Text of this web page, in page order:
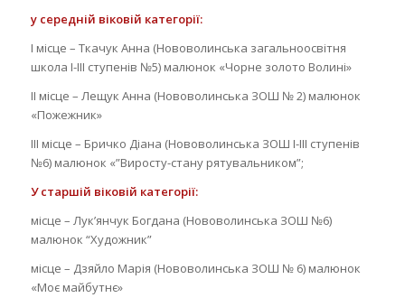
у середній віковій категорії:
І місце – Ткачук Анна (Нововолинська загальноосвітня
школа І-ІІІ ступенів №5) малюнок «Чорне золото Волині»
ІІ місце – Лещук Анна (Нововолинська ЗОШ № 2) малюнок
«Пожежник»
ІІІ місце – Бричко Діана (Нововолинська ЗОШ I-III ступенів
№6) малюнок «”Виросту-стану рятувальником”;
У старшій віковій категорії:
місце – Лук’янчук Богдана (Нововолинська ЗОШ №6)
малюнок “Художник”
місце – Дзяйло Марія (Нововолинська ЗОШ № 6) малюнок
«Моє майбутнє»